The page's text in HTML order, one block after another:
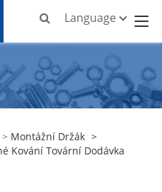
Language
> Montážní Držák >
Kování Tovární Dodávka